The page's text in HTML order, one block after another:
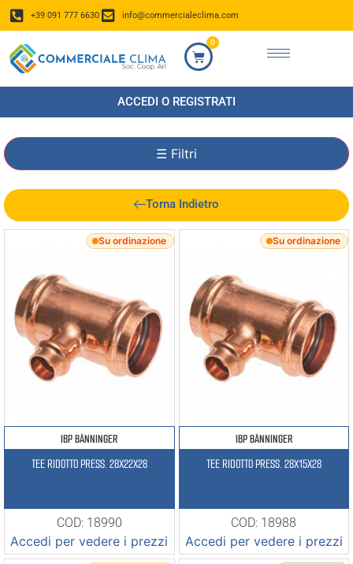
+39 091 777 6630 info@commercialeclima.com
0
ACCEDI O REGISTRATI
Torna Indietro
☰ Filtri
Su ordinazione
IBP BÄNNINGER
TEE RIDOTTO PRESS. 28X22X28
COD: 18990
Accedi per vedere i prezzi
Su ordinazione
IBP BÄNNINGER
TEE RIDOTTO PRESS. 28X15X28
COD: 18988
Accedi per vedere i prezzi